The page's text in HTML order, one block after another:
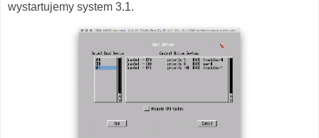
wystartujemy system 3.1.